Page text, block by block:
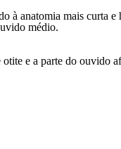
à anatomia mais curta
médio.
e a parte do ouvido